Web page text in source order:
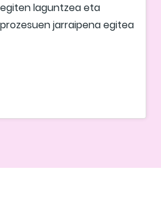
egiten laguntzea eta
prozesuen jarraipena egitea